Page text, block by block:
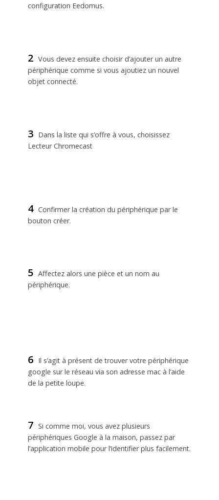
configuration Eedomus.
2 Vous devez ensuite choisir d’ajouter un autre
périphérique comme si vous ajoutiez un nouvel
objet connecté.
3
Dans la liste qui s’offre à vous, choisissez
Lecteur Chromecast
4 Confirmer la création du périphérique par le
bouton créer.
5 Affectez alors une pièce et un nom au
périphérique.
6
Il s’agit à présent de trouver votre périphérique
google sur le réseau via son adresse mac à l’aide
de la petite loupe.
7 Si comme moi, vous avez plusieurs
périphériques Google à la maison, passez par
l’application mobile pour l’identifier plus facilement.